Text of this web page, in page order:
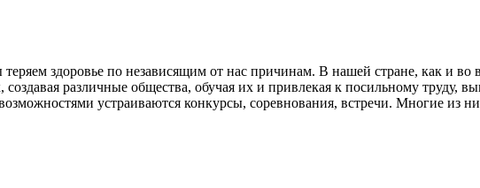
здоровье по независящим от нас причинам. В нашей стране, как и
различные общества, обучая их и привлекая к посильному труду,
устраиваются конкурсы, соревнования, встречи. Многие из